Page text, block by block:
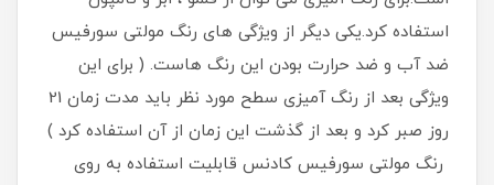
استفاده کرد.یکی دیگر از ویژگی های رنگ مولتی سورفیس
ضد آب و ضد حرارت بودن این رنگ هاست. ( برای این
ویژگی بعد از رنگ آمیزی سطح مورد نظر باید مدت زمان 21
روز صبر کرد و بعد از گذشت این زمان از آن استفاده کرد )
رنگ مولتی سورفیس کادنس قابلیت استفاده به روی